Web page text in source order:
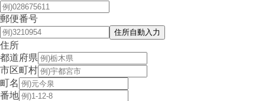
郵便番号
住所
都道府県
市区町村
町名
番地